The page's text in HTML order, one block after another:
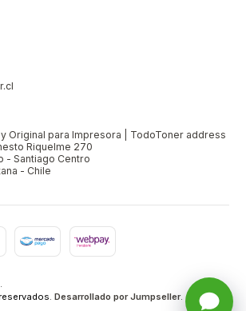
Original para Impresora | TodoToner address
Riquelme 270
- Santiago Centro
- Chile
Desarrollado por Jumpseller.